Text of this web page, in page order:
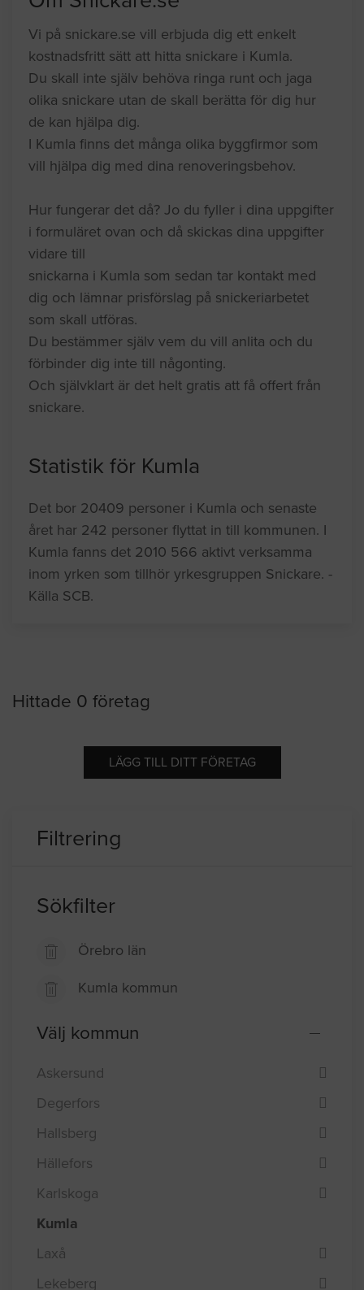
Vi på snickare.se vill erbjuda dig ett enkelt
kostnadsfritt sätt att hitta snickare i Kumla.
Du skall inte själv behöva ringa runt och jaga
olika snickare utan de skall berätta för dig hur
de kan hjälpa dig.
I Kumla finns det många olika byggfirmor som
vill hjälpa dig med dina renoveringsbehov.
Hur fungerar det då? Jo du fyller i dina uppgifter
i formuläret ovan och då skickas dina uppgifter
vidare till
snickarna i Kumla som sedan tar kontakt med
dig och lämnar prisförslag på snickeriarbetet
som skall utföras.
Du bestämmer själv vem du vill anlita och du
förbinder dig inte till någonting.
Och självklart är det helt gratis att få offert från
snickare.
Statistik för Kumla
Det bor 20409 personer i Kumla och senaste
året har 242 personer flyttat in till kommunen. I
Kumla fanns det 2010 566 aktivt verksamma
inom yrken som tillhör yrkesgruppen Snickare. -
Källa SCB.
Hittade 0 företag
LÄGG TILL DITT FÖRETAG
Filtrering
Sökfilter
Örebro län
Kumla kommun
Välj kommun
Askersund
Degerfors
Hallsberg
Hällefors
Karlskoga
Kumla
Laxå
Lekeberg